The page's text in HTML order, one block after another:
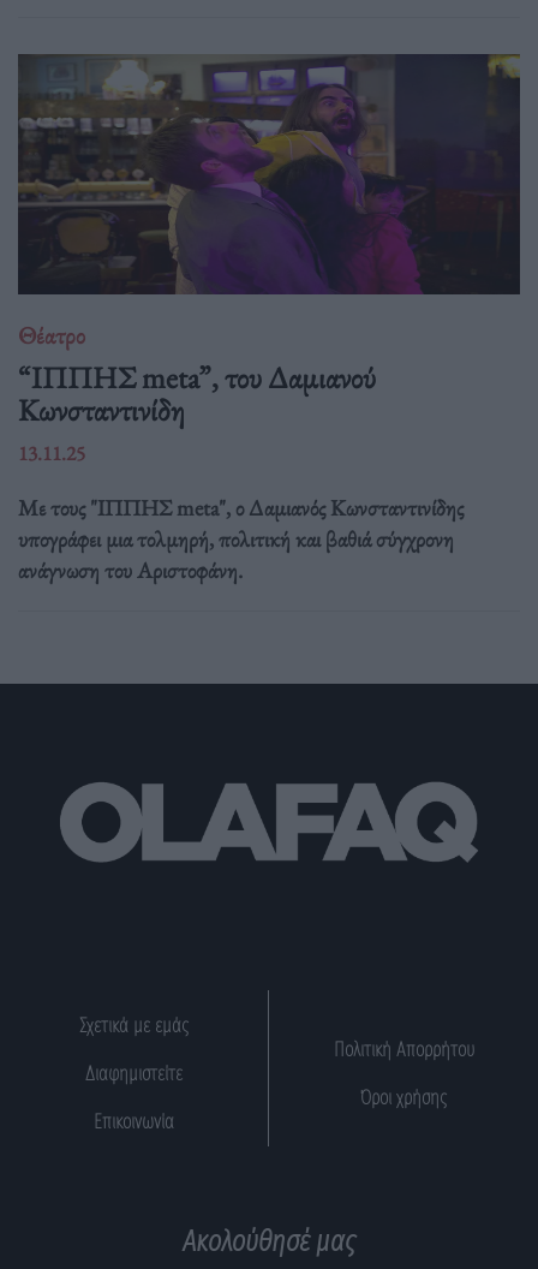
Θέατρο
“ΙΠΠΗΣ meta”, του Δαμιανού
Κωνσταντινίδη
13.11.25
Με τους "ΙΠΠΗΣ meta", ο Δαμιανός Κωνσταντινίδης
υπογράφει μια τολμηρή, πολιτική και βαθιά σύγχρονη
ανάγνωση του Αριστοφάνη.
Σχετικά με εμάς
Διαφημιστείτε
Επικοινωνία
Πολιτική Απορρήτου
Όροι χρήσης
Ακολούθησέ μας